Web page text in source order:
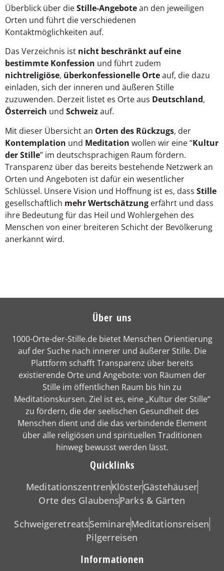
Überblick über dieStille-Angebotean den jeweiligen
Orten und führt die verschiedenen
Kontaktmöglichkeiten auf.
Das Verzeichnis ist nicht beschränkt auf eine
bestimmte Konfession und führt zudem
nichtreligiöse, überkonfessionelle Orteauf, die dazu
einladen, sich der inneren und äußeren Stille
zuzuwenden. Derzeit listet es Orte aus Deutschland,
Österreich und Schweizauf.
Mit dieser Übersicht an Orten des Rückzugs, der
Kontemplation und Meditation wollen wir eine “Kultur
der Stille” im deutschsprachigen Raum fördern.
Transparenz über das bereits bestehende Netzwerk an
Orten und Angeboten ist dafür ein wesentlicher
Schlüssel. Unsere Vision und Hoffnung ist es, dass Stille
gesellschaftlich mehr Wertschätzung erfährt und dass
ihre Bedeutung für das Heil und Wohlergehen des
Menschen von einer breiteren Schicht der Bevölkerung
anerkannt wird.
Über uns
1000-Orte-der-Stille.de bietet Menschen Orientierung
auf der Suche nach innerer und äußerer Stille. Die
Plattform schafft Transparenz über bereits
existierende Orte und Angebote: von Räumen der
Stille im öffentlichen Raum bis hin zu
Meditationskursen. Ziel ist es, eine „Kultur der Stille“
zu fördern, die der seelischen Gesundheit des
Menschen dient und die das verbindende Element
über alle religiösen und spirituellen Traditionen
hinweg bewusst werden lässt.
Quicklinks
MeditationszentrenKlösterGästehäuser
Orte des GlaubensParks & Gärten
SchweigeretreatsSeminareMeditationsreisen
Pilgerreisen
Informationen